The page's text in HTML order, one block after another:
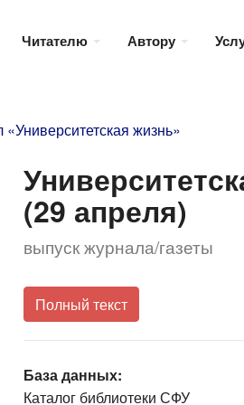
Читателю Автору
жизнь»
(29 апреля)
выпуск журнала/газеты
Полный текст
База данных:
Каталог библиотеки СФУ